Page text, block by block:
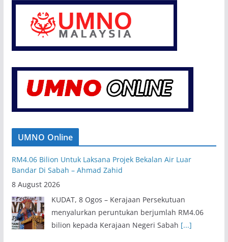
UMNO Online
RM4.06 Bilion Untuk Laksana Projek Bekalan Air Luar
Bandar Di Sabah – Ahmad Zahid
8 August 2026
KUDAT, 8 Ogos – Kerajaan Persekutuan
menyalurkan peruntukan berjumlah RM4.06
bilion kepada Kerajaan Negeri Sabah [...]